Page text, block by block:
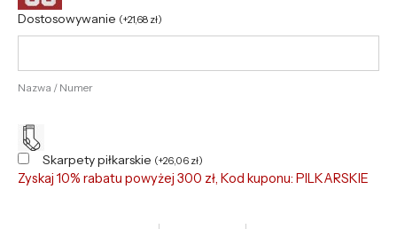
Dostosowywanie (+21,68 zł)
Nazwa / Numer
Skarpety piłkarskie (+26,06 zł)
Zyskaj 10% rabatu powyżej 300 zł, Kod kuponu: PILKARSKIE